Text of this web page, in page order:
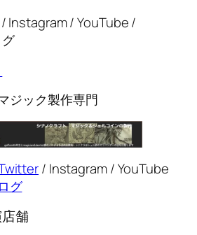
Instagram / YouTube /
ジック製作専門
/ Instagram / YouTube
グ
舗